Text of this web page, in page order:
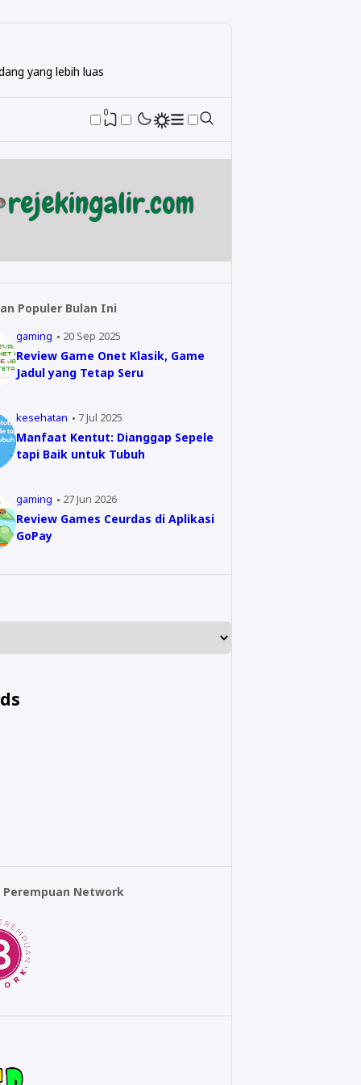
yang lebih luas
0
Populer Bulan Ini
gaming 20 Sep 2025
Review Game Onet Klasik, Game
Jadul yang Tetap Seru
kesehatan 7 Jul 2025
Manfaat Kentut: Dianggap Sepele
tapi Baik untuk Tubuh
gaming 27 Jun 2026
Review Games Ceurdas di Aplikasi
GoPay
Perempuan Network